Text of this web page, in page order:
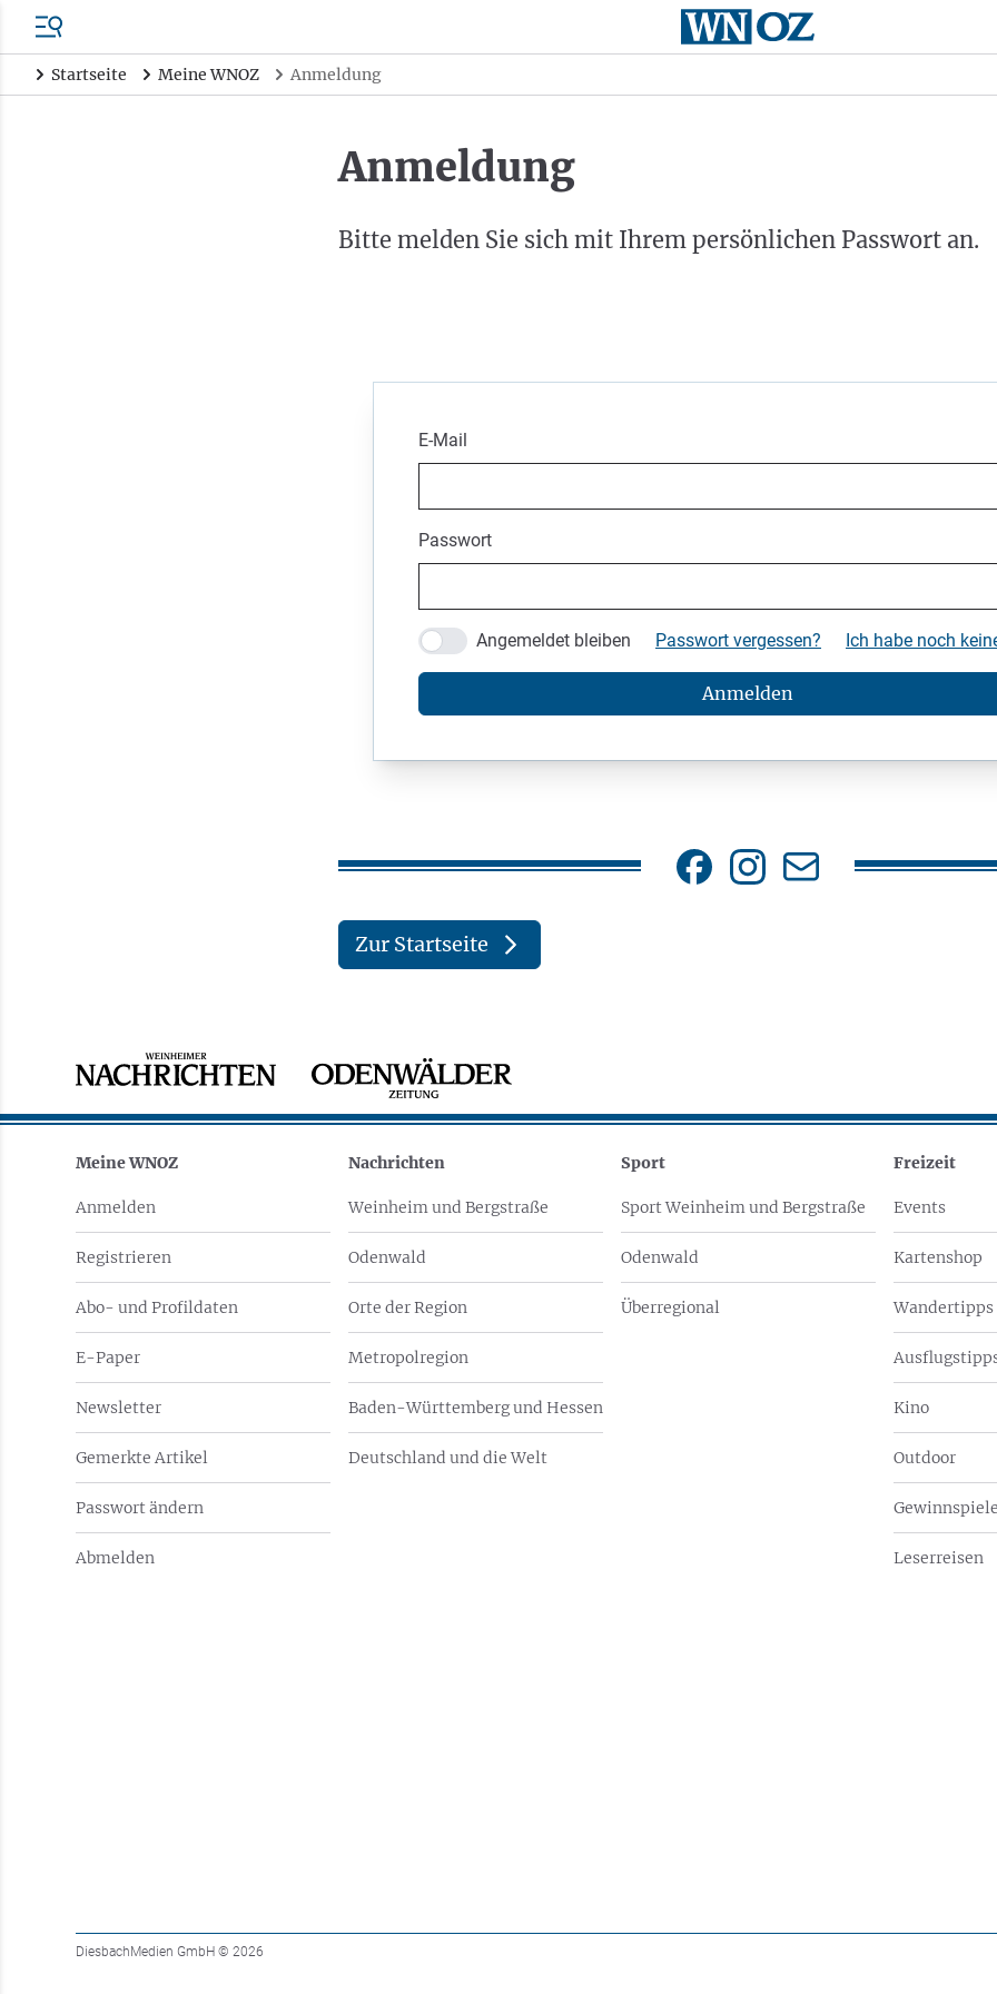
Startseite Meine WNOZ Anmeldung
Anmeldung
Bitte melden Sie sich mit Ihrem persönlichen Passwort an.
E-Mail
Passwort
Angemeldet bleiben Passwort vergessen? Ich habe noch
Anmelden
Zur Startseite
Meine WNOZ
Anmelden
Registrieren
Abo- und Profildaten
E-Paper
Newsletter
Gemerkte Artikel
Passwort ändern
Abmelden
Nachrichten
Weinheim und Bergstraße
Odenwald
Orte der Region
Metropolregion
Baden-Württemberg und Hessen
Deutschland und die Welt
Sport
Sport Weinheim und Bergstraße
Odenwald
Überregional
Freizeit
Events
Kartenshop
Wandertipps
Kino
Outdoor
Gewinnspiele
Leserreisen
DiesbachMedien GmbH © 2026